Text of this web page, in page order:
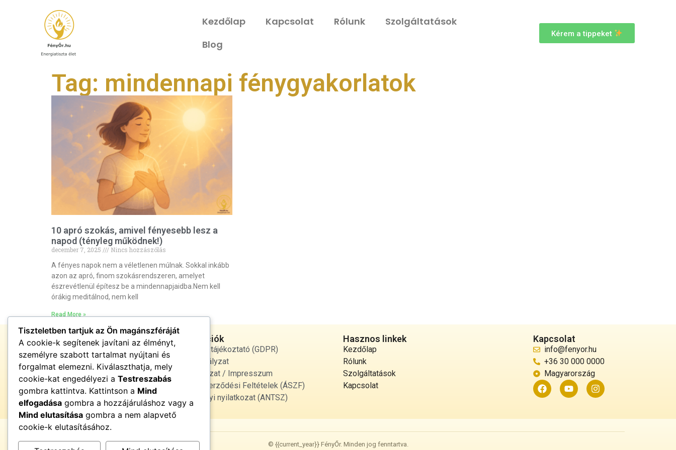
Kezdőlap Kapcsolat Rólunk
Szolgáltatások
Blog
Kérem a tippeket
Tag: mindennapi fénygyakorlatok
10 apró szokás, amivel fényesebb lesz a
napod (tényleg működnek!)
december 7, 2025
Nincs hozzászólás
A fényes napok nem a véletlenen múlnak. Sokkal inkább
azon az apró, finom szokásrendszeren, amelyet
észrevétlenül építesz be a mindennapjaidba.Nem kell
órákig meditálnod, nem kell
Read More »
Energiatiszta élet •
fényben és harmóniában
Jogi infórmációk
Adatvédelmi tájékoztató (GDPR)
cookie szabályzat
Jogi nyilatkozat / Impresszum
Általános Szerződési Feltételek (ÁSZF)
Egészségügyi nyilatkozat (ANTSZ)
Hasznos linkek
Kezdőlap
Rólunk
Szolgáltatások
Kapcsolat
Kapcsolat
info@fenyor.hu
+36 30 000 0000
Magyarország
© {{current_year}} FényŐr. Minden jog fenntartva.
Tiszteletben tartjuk az Ön magánszféráját
A cookie-k segítenek javítani az élményt,
személyre szabott tartalmat nyújtani és
forgalmat elemezni. Kiválaszthatja, mely
cookie-kat engedélyezi a Testreszabás
gombra kattintva. Kattintson a Mind
elfogadása gombra a hozzájáruláshoz vagy a
Mind elutasítása gombra a nem alapvető
cookie-k elutasításához.